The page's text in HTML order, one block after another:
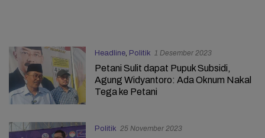
Headline, Politik 1 Desember 2023
Petani Sulit dapat Pupuk Subsidi,
Agung Widyantoro: Ada Oknum Nakal
Tega ke Petani
Politik 25 November 2023